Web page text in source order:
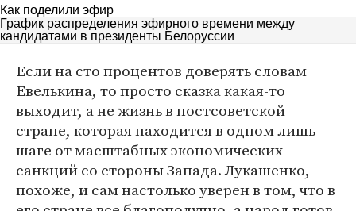
Как поделили эфир
График распределения эфирного времени между
кандидатами в президенты Белоруссии
Если на сто процентов доверять словам
Евелькина, то просто сказка какая-то
выходит, а не жизнь в постсоветской
стране, которая находится в одном лишь
шаге от масштабных экономических
санкций со стороны Запада. Лукашенко,
похоже, и сам настолько уверен в том, что в